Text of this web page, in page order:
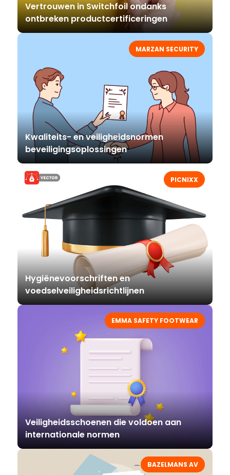
Vertrouwen in Switchfoil ondanks
ontbreken productcertificeringen
MARZAN SECURITY
Kwaliteits- en veiligheidsnormen
beveiligingsoplossingen
PICNIXX
Hygiënevoorschriften en
voedselveiligheidsrichtlijnen
EMMA SAFETY FOOTWEAR
Veiligheidsschoenen die voldoen aan
internationale normen
BAZELMANS AV